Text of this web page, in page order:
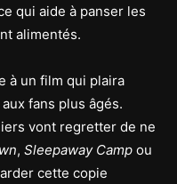
qui aide à panser les
alimentés.
à un film qui plaira
fans plus âgés.
vont regretter de ne
, Sleepaway Camp ou
cette copie